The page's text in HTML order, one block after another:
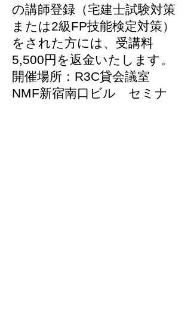
の講師登録（宅建士試験対策
または2級FP技能検定対策）
をされた方には、受講料
5,500円を返金いたします。
開催場所：R3C貸会議室
NMF新宿南口ビル セミナ